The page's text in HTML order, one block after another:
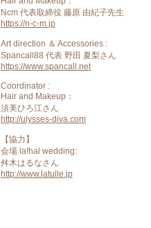
Ncm 代表取締役 藤原 由紀子先生
https://n-c-m.jp
Art direction ＆ Accessories :
Spancall88 代表 野田 夏梨さん
https://www.spancall.net
Coordinator :
Hair and Makeup：
須美ひろ江さん
http://ulysses-diva.com
【協力】
会場 la!hal wedding:
舛木はるなさん
http://www.latulle.jp